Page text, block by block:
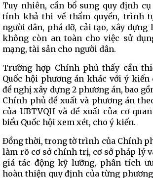
Tuy nhiên, cần bổ sung quy định
tính khả thi về thẩm quyền, trình
người dân, phá dỡ, cải tạo, xây dựng
không còn an toàn cho việc sử
mạng, tài sản cho người dân.
Trường hợp Chính phủ thấy cần
Quốc hội phương án khác với ý kiến
đề nghị xây dựng 2 phương án, bao
Chính phủ đề xuất và phương án
của UBTVQH và đề xuất của cơ
biểu Quốc hội xem xét, cho ý kiến.
Đồng thời, trong tờ trình của Chính
làm rõ cơ sở chính trị, cơ sở pháp lý
giá tác động kỹ lưỡng, phân tích
hoàn thiện quy định của từng